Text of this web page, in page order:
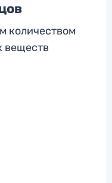
количеством
веществ